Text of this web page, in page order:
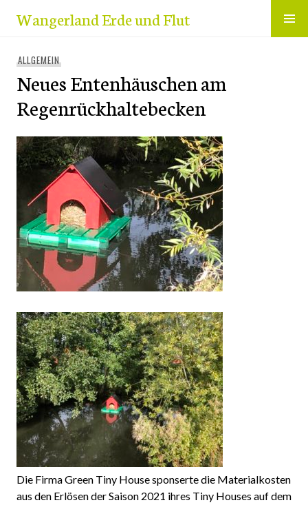
InhaltWangerland Erde und Flut
ALLGEMEIN
Neues Entenhäuschen am
Regenrückhaltebecken
Die Firma Green Tiny House sponserte die Materialkosten
aus den Erlösen der Saison 2021 ihres Tiny Houses auf dem